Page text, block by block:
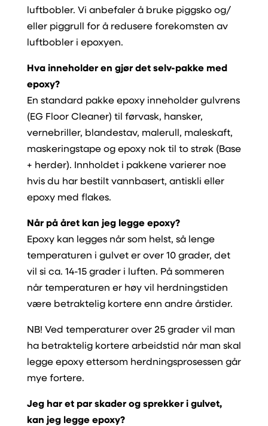
luftbobler. Vi anbefaler å bruke piggsko og/
eller piggrull for å redusere forekomsten av
luftbobler i epoxyen.
Hva inneholder en gjør det selv-pakke med
epoxy?
En standard pakke epoxy inneholder gulvrens
(EG Floor Cleaner) til førvask, hansker,
vernebriller, blandestav, malerull, maleskaft,
maskeringstape og epoxy nok til to strøk (Base
+ herder). Innholdet i pakkene varierer noe
hvis du har bestilt vannbasert, antiskli eller
epoxy med flakes.
Når på året kan jeg legge epoxy?
Epoxy kan legges når som helst, så lenge
temperaturen i gulvet er over 10 grader, det
vil si ca. 14-15 grader i luften. På sommeren
når temperaturen er høy vil herdningstiden
være betraktelig kortere enn andre årstider.
NB! Ved temperaturer over 25 grader vil man
ha betraktelig kortere arbeidstid når man skal
legge epoxy ettersom herdningsprosessen går
mye fortere.
Jeg har et par skader og sprekker i gulvet,
kan jeg legge epoxy?